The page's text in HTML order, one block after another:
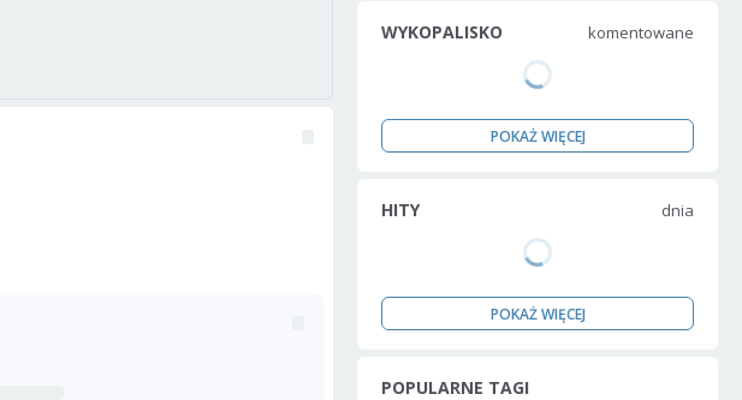
WYKOPALISKO komentowane
POKAŻ WIĘCEJ
HITY dnia
POKAŻ WIĘCEJ
POPULARNE TAGI